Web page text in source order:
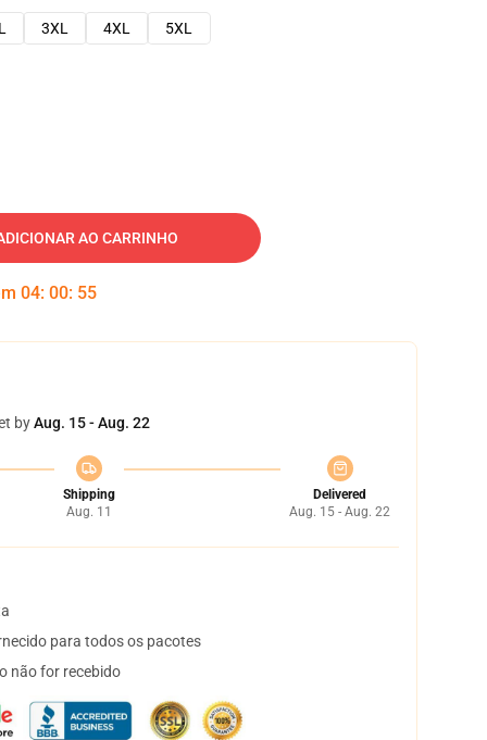
3XL 4XL
5XL
AO CARRINHO
04: 00: 54
byAug. 15 - Aug. 22
Shipping
Aug. 11
Delivered
Aug. 15 - Aug. 22
para todos os pacotes
não for recebido